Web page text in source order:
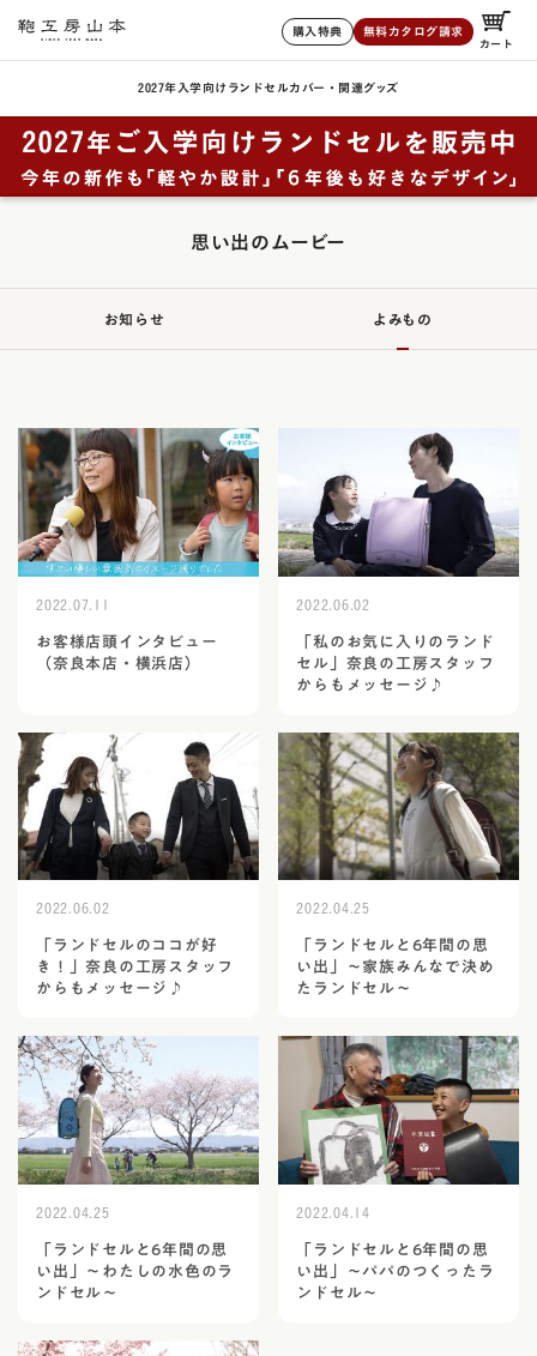
購入特典 無料カタログ請求
カート
2027年入学向けランドセル カバー・関連グッズ
思い出のムービー
お知らせ よみもの
2022.07.11
お客様店頭インタビュー
（奈良本店・横浜店）
2022.06.02
「私のお気に入りのランド
セル」奈良の工房スタッフ
からもメッセージ♪
2022.06.02
「ランドセルのココが好
き！」奈良の工房スタッフ
からもメッセージ♪
2022.04.25
「ランドセルと6年間の思
い出」～家族みんなで決め
たランドセル～
2022.04.25
「ランドセルと6年間の思
い出」～わたしの水色のラ
ンドセル～
2022.04.14
「ランドセルと6年間の思
い出」～パパのつくったラ
ンドセル～